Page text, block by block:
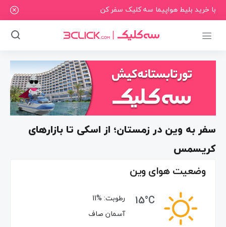
با خرید بلیط هواپیما سه کلیک سفر کن
سفر به وین در زمستان؛ از اسکی تا بازارهای
کریسمس
وضعیت هوای وین
15°C
رطوبت: 11%
آسمان صاف